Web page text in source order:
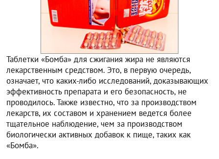
Таблетки «Бомба» для сжигания жира не являются
лекарственным средством. Это, в первую очередь,
означает, что каких-либо исследований, доказывающих
эффективность препарата и его безопасность, не
проводилось. Также известно, что за производством
лекарств, их составом и хранением ведется более
тщательное наблюдение, чем за производством
биологически активных добавок к пище, таких как
«Бомба».